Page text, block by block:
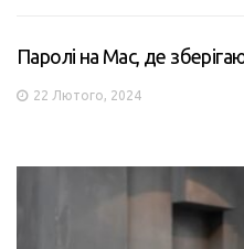
Паролі на Mac, де
22 Лютого, 2024